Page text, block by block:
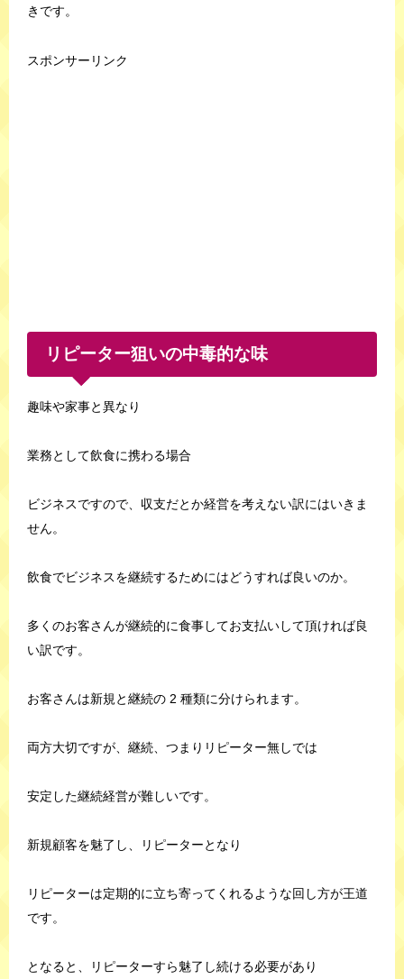
きです。
スポンサーリンク
リピーター狙いの中毒的な味
趣味や家事と異なり
業務として飲食に携わる場合
ビジネスですので、収支だとか経営を考えない訳にはいきま
せん。
飲食でビジネスを継続するためにはどうすれば良いのか。
多くのお客さんが継続的に食事してお支払いして頂ければ良
い訳です。
お客さんは新規と継続の 2 種類に分けられます。
両方大切ですが、継続、つまりリピーター無しでは
安定した継続経営が難しいです。
新規顧客を魅了し、リピーターとなり
リピーターは定期的に立ち寄ってくれるような回し方が王道
です。
となると、リピーターすら魅了し続ける必要があり